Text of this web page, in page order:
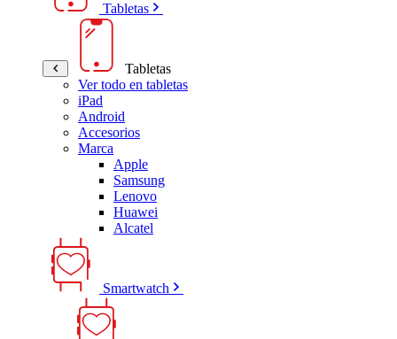
Tabletas
Tabletas
Ver todo en tabletas
iPad
Android
Accesorios
Marca
Apple
Samsung
Lenovo
Huawei
Alcatel
Smartwatch